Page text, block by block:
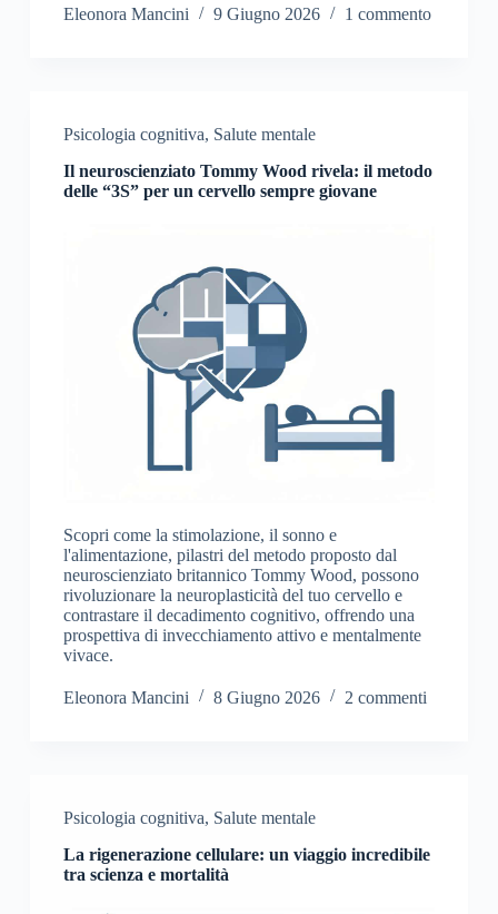
Eleonora Mancini 9 Giugno 2026 1 commento
Psicologia cognitiva, Salute mentale
Il neuroscienziato Tommy Wood rivela: il metodo
delle “3S” per un cervello sempre giovane
Scopri come la stimolazione, il sonno e
l'alimentazione, pilastri del metodo proposto dal
neuroscienziato britannico Tommy Wood, possono
rivoluzionare la neuroplasticità del tuo cervello e
contrastare il decadimento cognitivo, offrendo una
prospettiva di invecchiamento attivo e mentalmente
vivace.
Eleonora Mancini 8 Giugno 2026 2 commenti
Psicologia cognitiva, Salute mentale
La rigenerazione cellulare: un viaggio incredibile
tra scienza e mortalità